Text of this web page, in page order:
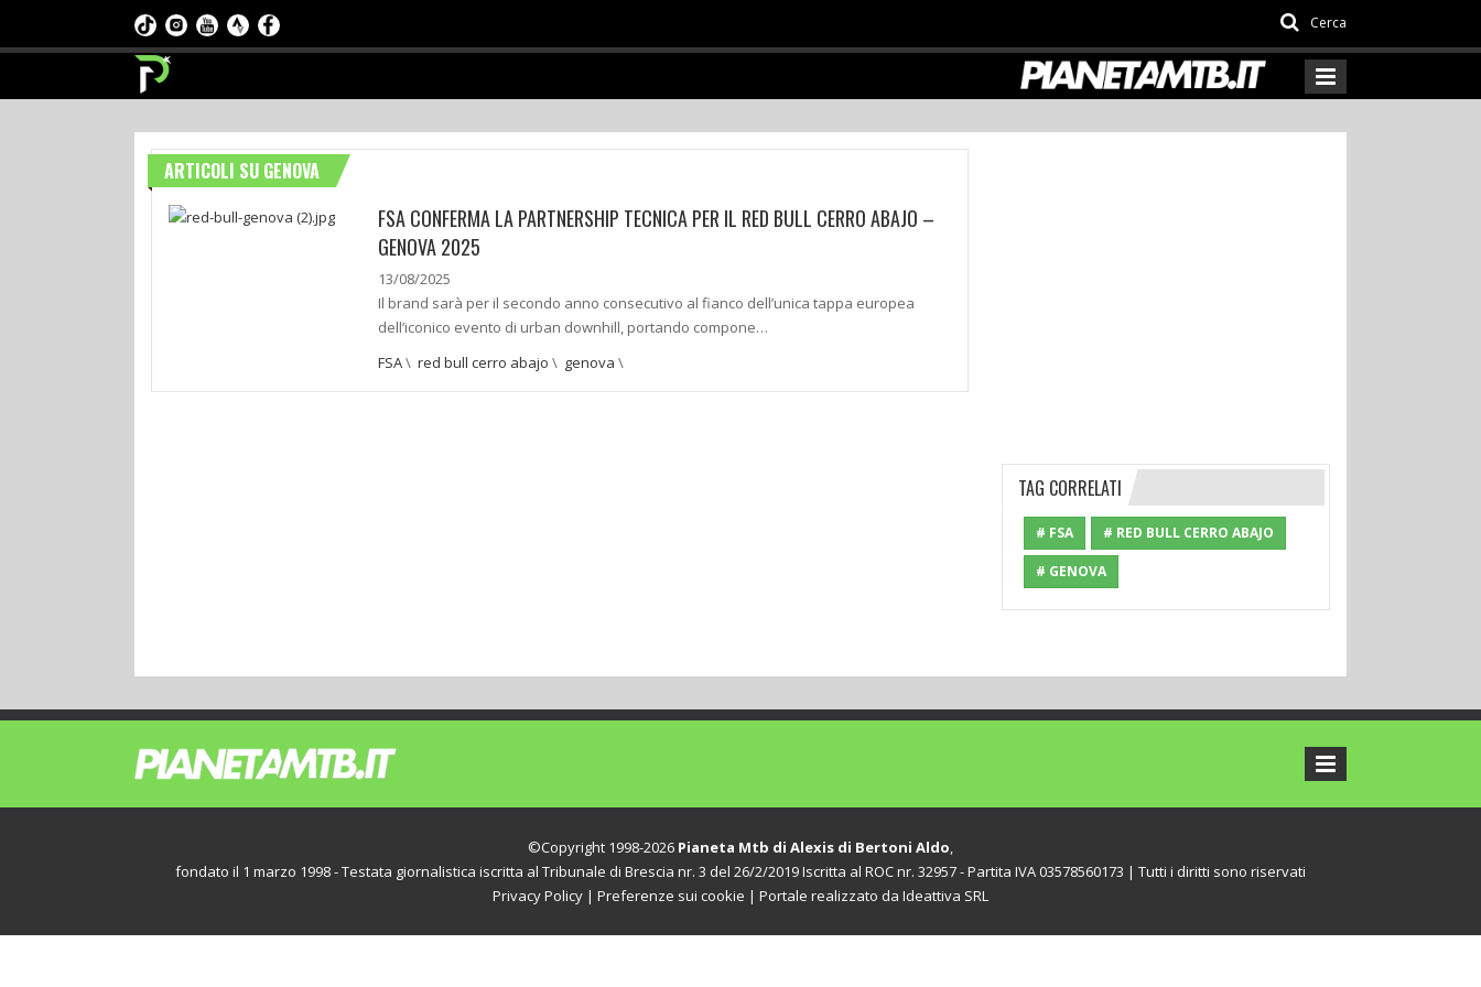
Cerca
ARTICOLI SU GENOVA
FSA CONFERMA LA PARTNERSHIP TECNICA PER IL RED BULL CERRO ABAJO –
GENOVA 2025
13/08/2025
Il brand sarà per il secondo anno consecutivo al fianco dell’unica tappa europea
dell’iconico evento di urban downhill, portando compone…
FSA\ red bull cerro abajo \ genova \
TAG CORRELATI
# FSA # RED BULL CERRO ABAJO
# GENOVA
©Copyright 1998-2026 Pianeta Mtb di Alexis di Bertoni Aldo
fondato il 1 marzo 1998 - Testata giornalistica iscritta al Tribunale di Brescia nr. 3 del 26/2/2019 Iscritta al ROC nr. 32957 - Partita IVA 03578560173 | Tutti i diritti sono riservati
Privacy Policy | Preferenze sui cookie | Portale realizzato da Ideattiva SRL